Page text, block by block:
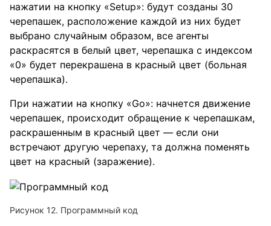
нажатии на кнопку «Setup»: будут созданы 30
черепашек, расположение каждой из них будет
выбрано случайным образом, все агенты
раскрасятся в белый цвет, черепашка с индексом
«0» будет перекрашена в красный цвет (больная
черепашка).
При нажатии на кнопку «Go»: начнется движение
черепашек, происходит обращение к черепашкам,
раскрашенным в красный цвет — если они
встречают другую черепаху, та должна поменять
цвет на красный (заражение).
Рисунок 12. Программный код